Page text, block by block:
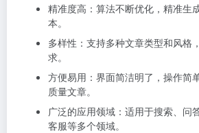
精准度高：算法不断优化，精准生
本。
多样性：支持多种文章类型和风格
求。
方便易用：界面简洁明了，操作简
质量文章。
广泛的应用领域：适用于搜索、问
客服等多个领域。